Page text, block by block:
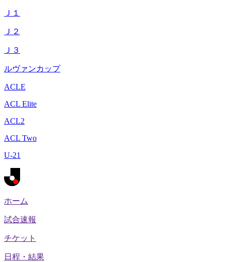
Ｊ１
Ｊ２
Ｊ３
ルヴァンカップ
ACLE
ACL Elite
ACL2
ACL Two
U-21
ホーム
試合速報
チケット
日程・結果